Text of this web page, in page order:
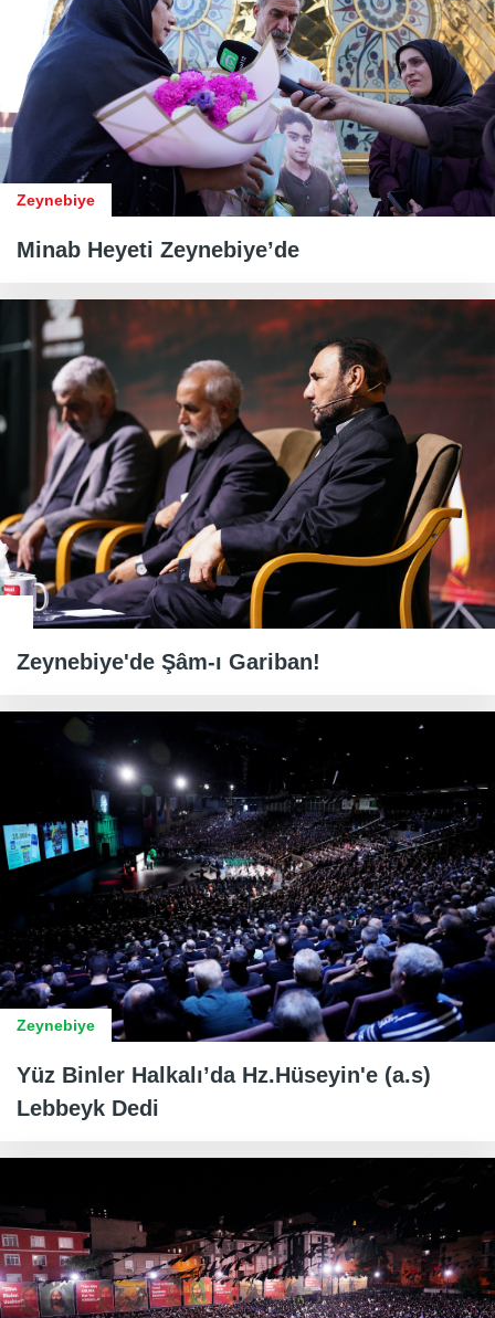
Zeynebiye
Minab Heyeti Zeynebiye’de
Zeynebiye'de Şâm-ı Gariban!
Zeynebiye
Yüz Binler Halkalı’da Hz.Hüseyin'e (a.s)
Lebbeyk Dedi